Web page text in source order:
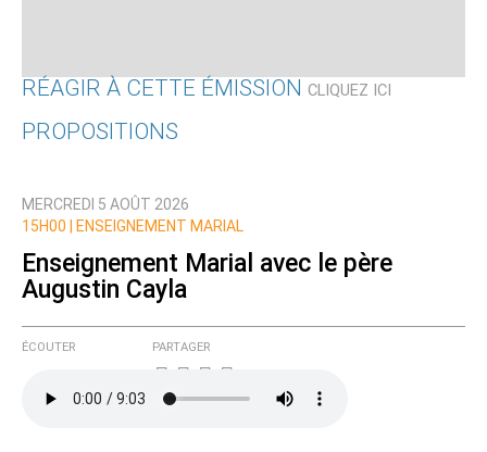
RÉAGIR À CETTE ÉMISSION CLIQUEZ ICI
Nom
Courriel (non publié)
Ajoutez votre commentaire ici
PROPOSITIONS
MERCREDI 5 AOÛT 2026
15H00 |
ENSEIGNEMENT MARIAL
Enseignement Marial avec le père
Augustin Cayla
ÉCOUTER PARTAGER